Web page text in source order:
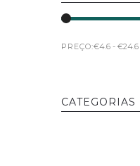
PREÇO:
CATEGORIAS